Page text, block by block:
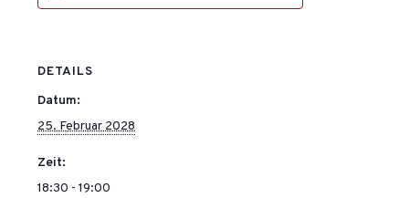
DETAILS
Datum:
25. Februar 2028
Zeit:
18:30 - 19:00